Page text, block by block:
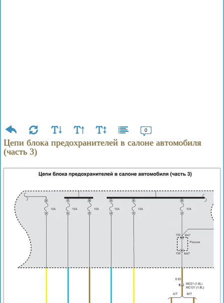
0
Цепи блока предохранителей в салоне автомобиля
(часть 3)